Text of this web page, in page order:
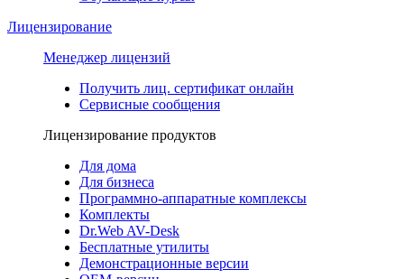
Лицензирование
Менеджер лицензий
Получить лиц. сертификат онлайн
Сервисные сообщения
Лицензирование продуктов
Для дома
Для бизнеса
Программно-аппаратные комплексы
Комплекты
Dr.Web AV-Desk
Бесплатные утилиты
Демонстрационные версии